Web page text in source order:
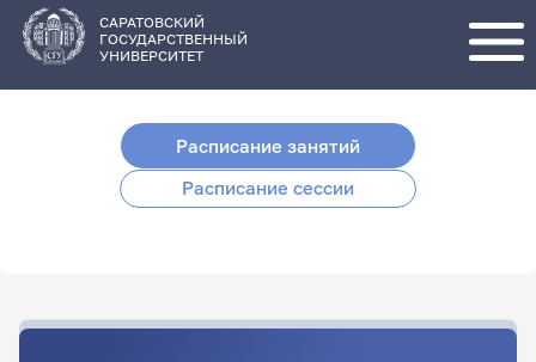
основному
содержанию
САРАТОВСКИЙ
ГОСУДАРСТВЕННЫЙ
УНИВЕРСИТЕТ
Расписание занятий
Расписание сессии